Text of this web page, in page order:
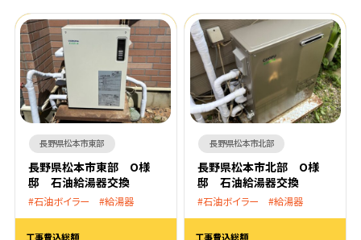
長野県松本市東部
長野県松本市東部 O様
邸 石油給湯器交換
石油ボイラー 給湯器
工事費込総額
長野県松本市北部
長野県松本市北部 O様
邸 石油給湯器交換
石油ボイラー 給湯器
工事費込総額